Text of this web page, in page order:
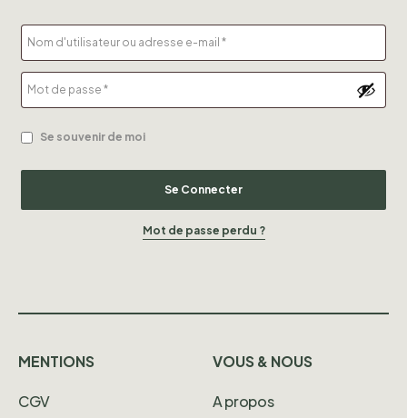
Se souvenir de moi
Se Connecter
Mot de passe perdu ?
MENTIONS
CGV
VOUS & NOUS
A propos